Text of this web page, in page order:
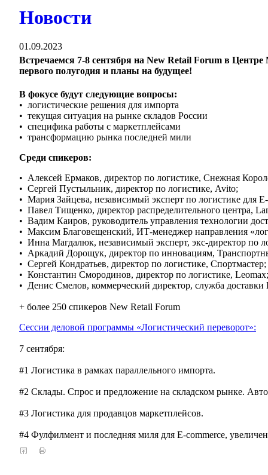
Новости
01.09.2023
Встречаемся 7-8 сентября на New Retail Forum в
первого полугодия и планы на будущее!
В фокусе будут следующие вопросы:
• логистические решения для импорта
• текущая ситуация на рынке складов России
• специфика работы с маркетплейсами
• трансформацию рынка последней мили
Среди спикеров:
• Алексей Ермаков, директор по логистике, Снежная
• Сергей Пустыльник, директор по логистике, Avito;
• Мария Зайцева, независимый эксперт по логистике для
• Павел Тищенко, директор распределительного центра,
• Вадим Каиров, руководитель управления технологии
• Максим Благовещенский, ИТ-менеджер направления
• Инна Магдалюк, независимый эксперт, экс-директор по
• Аркадий Дорощук, директор по инновациям,
• Сергей Кондратьев, директор по логистике, Спортмастер;
• Константин Смородинов, директор по логистике, Leomax;
• Денис Смелов, коммерческий директор, служба
+ более 250 спикеров New Retail Forum
Сессии деловой программы «Логистический переворот»:
7 сентября:
#1 Логистика в рамках параллельного импорта.
#2 Склады. Спрос и предложение на складском рынке.
#3 Логистика для продавцов маркетплейсов.
#4 Фулфилмент и последняя миля для E-commerce,